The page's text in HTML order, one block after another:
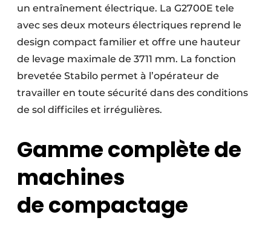
un entraînement électrique. La G2700E tele
avec ses deux moteurs électriques reprend le
design compact familier et offre une hauteur
de levage maximale de 3711 mm. La fonction
brevetée Stabilo permet à l’opérateur de
travailler en toute sécurité dans des conditions
de sol difficiles et irrégulières.
Gamme complète de
machines
de compactage